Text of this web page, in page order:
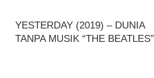
YESTERDAY (2019) – DUNIA
TANPA MUSIK “THE BEATLES”